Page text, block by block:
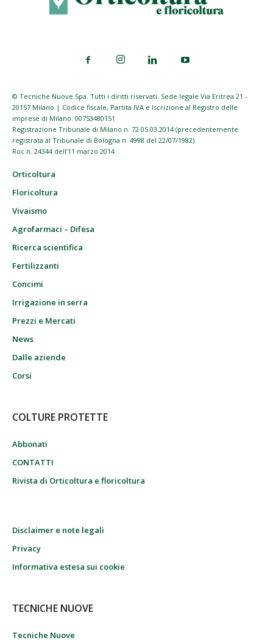
© Tecniche Nuove Spa. Tutti i diritti riservati. Sede legale Via Eritrea 21 -
20157 Milano | Codice fiscale, Partita IVA e Iscrizione al Registro delle
imprese di Milano: 00753480151
Registrazione Tribunale di Milano n. 72 05.03.2014 (precedentemente
registrata al Tribunale di Bologna n. 4998 del 22/07/1982)
Roc n. 24344 dell’11 marzo 2014
Orticoltura
Floricoltura
Vivaismo
Agrofarmaci – Difesa
Ricerca scientifica
Fertilizzanti
Concimi
Irrigazione in serra
Prezzi e Mercati
News
Dalle aziende
Corsi
COLTURE PROTETTE
Abbonati
CONTATTI
Rivista di Orticoltura e floricoltura
Disclaimer e note legali
Privacy
Informativa estesa sui cookie
TECNICHE NUOVE
Tecniche Nuove